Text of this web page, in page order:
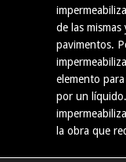
de las
pavimentos.
elemento
por un
la obra que